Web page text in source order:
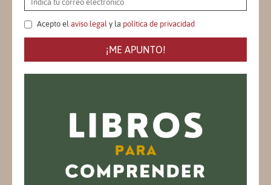
Acepto el aviso legal y la política de privacidad